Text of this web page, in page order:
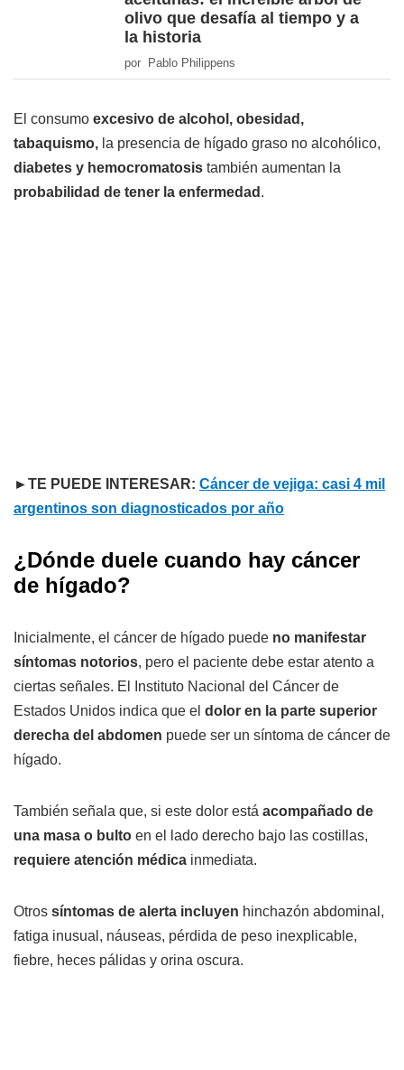
olivo que desafía al tiempo y a
la historia
por Pablo Philippens
El consumo excesivo de alcohol, obesidad,
tabaquismo, la presencia de hígado graso no alcohólico,
diabetes y hemocromatosis también aumentan la
probabilidad de tener la enfermedad .
►TE PUEDE INTERESAR: Cáncer de vejiga: casi 4 mil
argentinos son diagnosticados por año
¿Dónde duele cuando hay cáncer
de hígado?
Inicialmente, el cáncer de hígado puede no manifestar
síntomas notorios, pero el paciente debe estar atento a
ciertas señales. El Instituto Nacional del Cáncer de
Estados Unidos indica que el dolor en la parte superior
derecha del abdomen puede ser un síntoma de cáncer de
hígado.
También señala que, si este dolor está acompañado de
una masa o bulto en el lado derecho bajo las costillas,
requiere atención médica inmediata.
Otros síntomas de alerta incluyen hinchazón abdominal,
fatiga inusual, náuseas, pérdida de peso inexplicable,
fiebre, heces pálidas y orina oscura.